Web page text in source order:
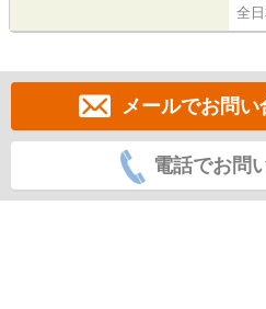
全
メールでお問
電話でお問